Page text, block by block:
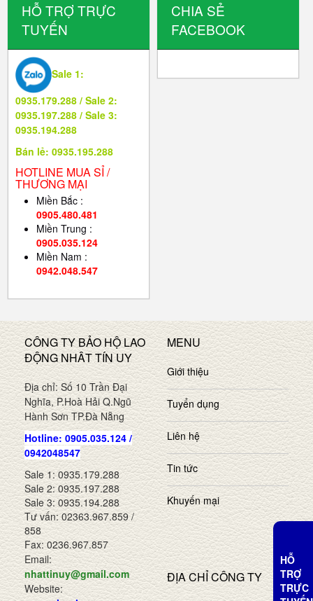
HỖ TRỢ TRỰC
TUYẾN
Sale 1:
0935.179.288 / Sale 2:
0935.197.288 / Sale 3:
0935.194.288
Bán lẻ: 0935.195.288
HOTLINE MUA SỈ /
THƯƠNG MẠI
Miền Bắc :
0905.480.481
Miền Trung :
0905.035.124
Miền Nam :
0942.048.547
CHIA SẺ
FACEBOOK
CÔNG TY BẢO HỘ LAO
ĐỘNG NHÂT TÍN UY
Địa chỉ: Số 10 Trần Đại
Nghĩa, P.Hoà Hải Q.Ngũ
Hành Sơn TP.Đà Nẵng
Hotline: 0905.035.124 /
0942048547
Sale 1: 0935.179.288
Sale 2: 0935.197.288
Sale 3: 0935.194.288
Tư vấn: 02363.967.859 /
858
Fax: 0236.967.857
Email:
nhattinuy@gmail.com
Website:
MENU
Giới thiệu
Tuyển dụng
Liên hệ
Tin tức
Khuyến mại
ĐỊA CHỈ CÔNG TY
HỖ
TRỢ
TRỰC